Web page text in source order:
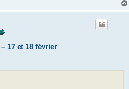
17 et 18 février